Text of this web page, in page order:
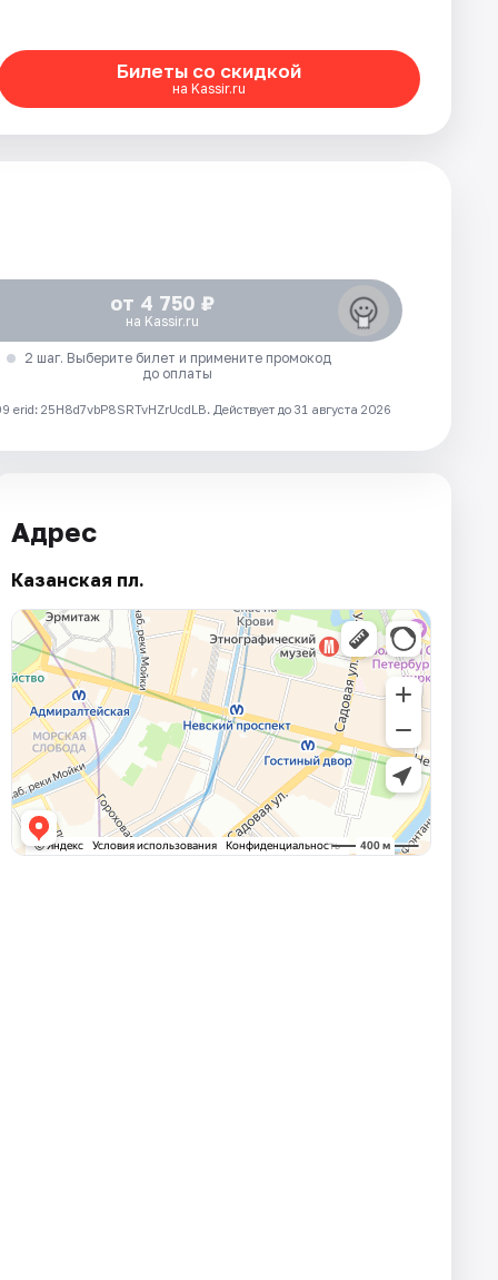
Билеты со скидкой
на Kassir.ru
от 4 750 ₽
на Kassir.ru
2 шаг. Выберите билет и примените промокод
до оплаты
25H8d7vbP8SRTvHZrUcdLB. Действует до 31 августа 2026
Адрес
Казанская пл.